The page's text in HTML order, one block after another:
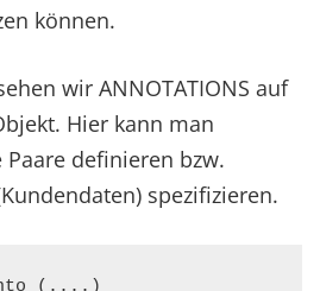
können.
wir ANNOTATIONS auf
Hier kann man
definieren bzw.
spezifizieren.
(....)